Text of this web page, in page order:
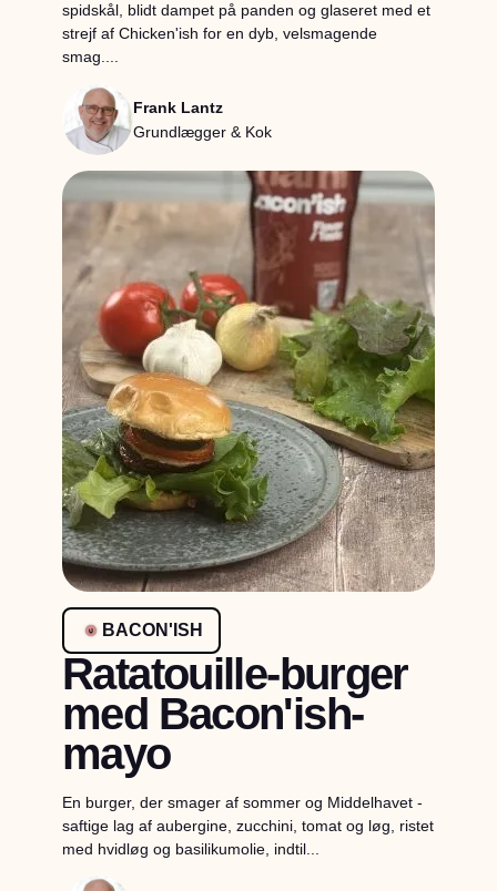
spidskål, blidt dampet på panden og glaseret med et
strejf af Chicken'ish for en dyb, velsmagende
smag....
Frank Lantz
Grundlægger & Kok
BACON'ISH
Ratatouille-burger
med Bacon'ish-
mayo
En burger, der smager af sommer og Middelhavet -
saftige lag af aubergine, zucchini, tomat og løg, ristet
med hvidløg og basilikumolie, indtil...